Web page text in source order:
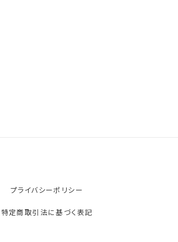
プライバシーポリシー
特定商取引法に基づく表記